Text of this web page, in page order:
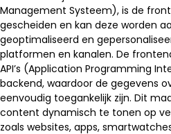
Management Systeem), is de
gescheiden en kan deze worden
geoptimaliseerd en
platformen en kanalen. De
API’s (Application Programming
backend, waardoor de gegevens
eenvoudig toegankelijk zijn. Dit
content dynamisch te tonen op
zoals websites, apps,